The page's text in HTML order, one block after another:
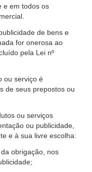
e em todos os
de bens e
for onerosa ao
pela Lei nº
ou serviço é
de seus prepostos ou
ou serviços
ou publicidade,
e à sua livre escolha:
obrigação, nos